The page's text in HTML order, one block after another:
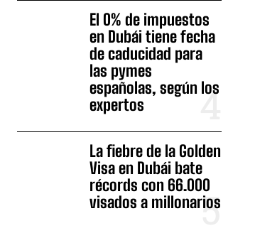
El 0% de impuestos
en Dubái tiene fecha
de caducidad para
las pymes
españolas, según los
expertos
La fiebre de la Golden
Visa en Dubái bate
récords con 66.000
visados a millonarios